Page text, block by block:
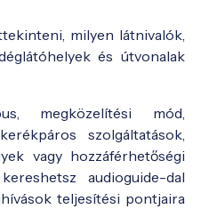
milyen látnivalók,
és útvonalak
megközelítési mód,
szolgáltatások,
vagy hozzáférhetőségi
audioguide-dal
teljesítési pontjaira